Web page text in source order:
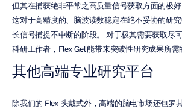
但其在捕获绝非平常之高质量信号获取方面的极好
这对于高精度的、脑波读数稳定在绝不妥协的研
长信号捕捉不中断的阶段。 对于极其需要获取尽
科研工作者，Flex Gel 能带来突破性研究成果所需
其他高端专业研究平台
除我们的 Flex 头戴式外，高端的脑电市场还包罗